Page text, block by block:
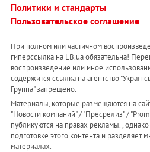
Политики и стандарты
Пользовательское соглашение
При полном или частичном
гиперссылка на LB.ua обязательна!
воспроизведение или иное
содержится ссылка на агентство
Группа" запрещено.
Материалы, которые размещаются на
"Новости компаний" / "Пресрелиз" /
публикуются на правах рекламы. , однако
подготовке этого контента и разделяет
материалах.